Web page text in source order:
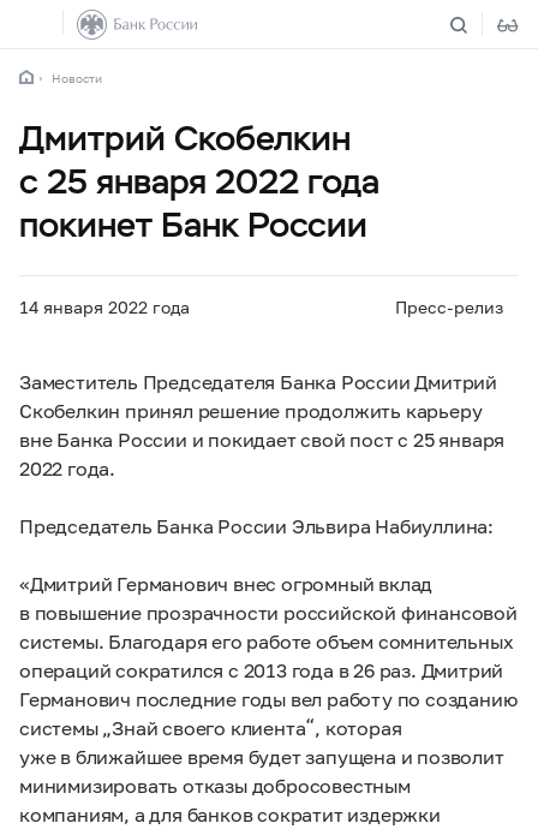
Новости
Дмитрий Скобелкин
с 25 января 2022 года
покинет Банк России
14 января 2022 года Пресс-релиз
Заместитель Председателя Банка России Дмитрий
Скобелкин принял решение продолжить карьеру
вне Банка России и покидает свой пост с 25 января
2022 года.
Председатель Банка России Эльвира Набиуллина:
«Дмитрий Германович внес огромный вклад
в повышение прозрачности российской финансовой
системы. Благодаря его работе объем сомнительных
операций сократился с 2013 года в 26 раз. Дмитрий
Германович последние годы вел работу по созданию
системы „Знай своего клиента“, которая
уже в ближайшее время будет запущена и позволит
минимизировать отказы добросовестным
компаниям, а для банков сократит издержки